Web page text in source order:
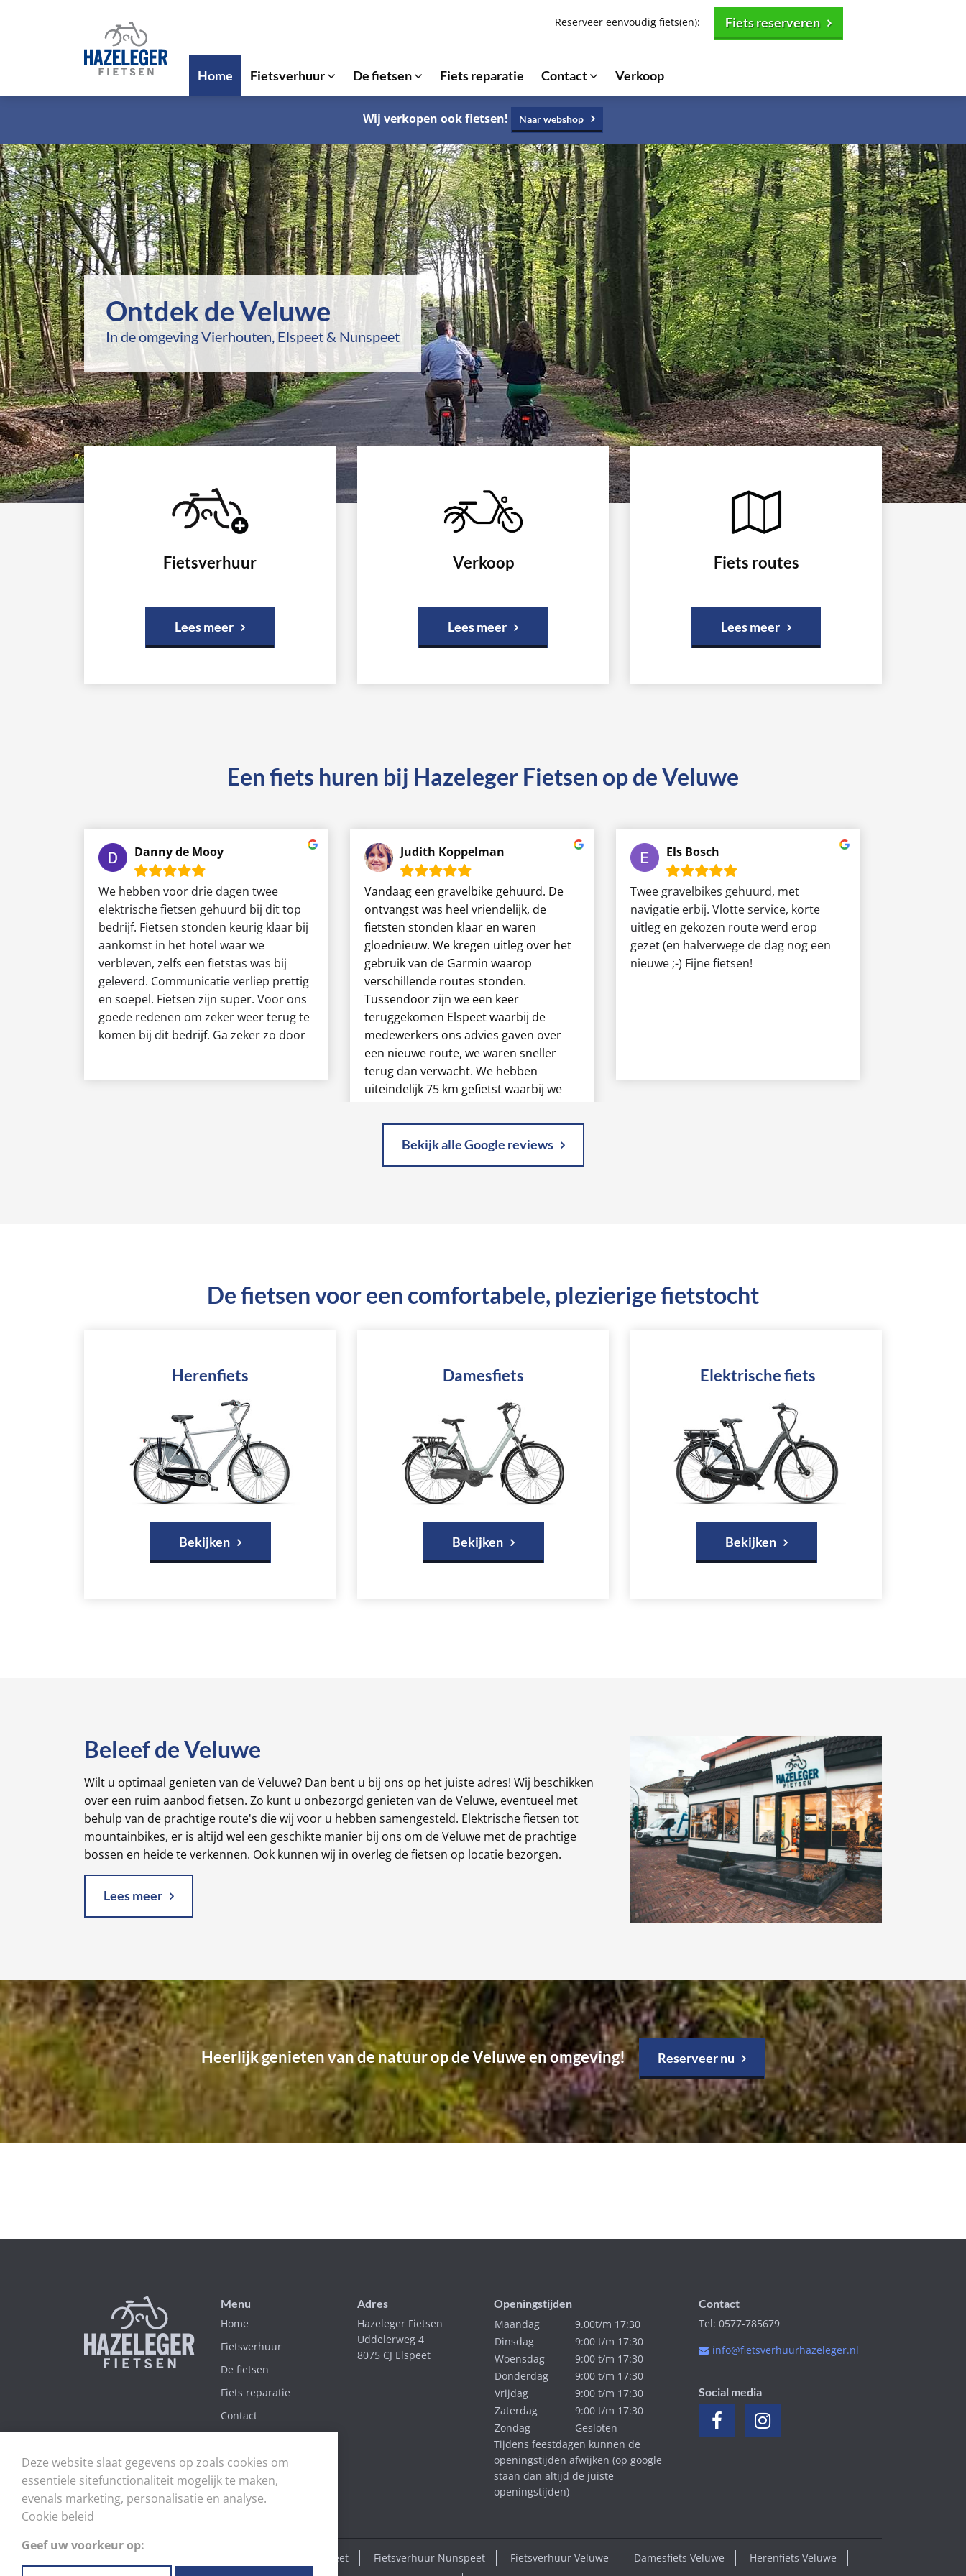
Reserveer eenvoudig fiets(en): Fiets reserveren
Home Fietsverhuur De fietsen Fiets reparatie Contact Verkoop
Wij verkopen ook fietsen! Naar webshop
Ontdek de Veluwe
In de omgeving Vierhouten, Elspeet & Nunspeet
Fietsverhuur
Lees meer
Verkoop
Lees meer
Fiets routes
Lees meer
Een fiets huren bij Hazeleger Fietsen op de Veluwe
Danny de Mooy
We hebben voor drie dagen twee
elektrische fietsen gehuurd bij dit top
bedrijf. Fietsen stonden keurig klaar bij
aankomst in het hotel waar we
verbleven, zelfs een fietstas was bij
geleverd. Communicatie verliep prettig
en soepel. Fietsen zijn super. Voor ons
goede redenen om zeker weer terug te
komen bij dit bedrijf. Ga zeker zo door
Judith Koppelman
Vandaag een gravelbike gehuurd. De
ontvangst was heel vriendelijk, de
fietsten stonden klaar en waren
gloednieuw. We kregen uitleg over het
gebruik van de Garmin waarop
verschillende routes stonden.
Tussendoor zijn we een keer
teruggekomen Elspeet waarbij de
medewerkers ons advies gaven over
een nieuwe route, we waren sneller
terug dan verwacht. We hebben
uiteindelijk 75 km gefietst waarbij we
hebben. Het was een heerlijke
herfstdag. Super genoten, uitstekende
Els Bosch
Twee gravelbikes gehuurd, met
navigatie erbij. Vlotte service, korte
uitleg en gekozen route werd erop
gezet (en halverwege de dag nog een
nieuwe ;-) Fijne fietsen!
Bekijk alle Google reviews
De fietsen voor een comfortabele, plezierige fietstocht
Herenfiets
Bekijken
Damesfiets
Bekijken
Elektrische fiets
Bekijken
Beleef de Veluwe
Wilt u optimaal genieten van de Veluwe? Dan bent u bij ons op het juiste adres! Wij beschikken
over een ruim aanbod fietsen. Zo kunt u onbezorgd genieten van de Veluwe, eventueel met
behulp van de prachtige route's die wij voor u hebben samengesteld. Elektrische fietsen tot
mountainbikes, er is altijd wel een geschikte manier bij ons om de Veluwe met de prachtige
bossen en heide te verkennen. Ook kunnen wij in overleg de fietsen op locatie bezorgen.
Lees meer
Heerlijk genieten van de natuur op de Veluwe en omgeving! Reserveer nu
Menu
Home
Fietsverhuur
De fietsen
Fiets reparatie
Contact
Adres
Hazeleger Fietsen
Uddelerweg 4
8075 CJ Elspeet
Openingstijden
Maandag
9.00t/m 17:30
Dinsdag
9:00 t/m 17:30
Woensdag
9:00 t/m 17:30
Donderdag
9:00 t/m 17:30
Vrijdag
9:00 t/m 17:30
Zaterdag
9:00 t/m 17:30
Zondag
Gesloten
Tijdens feestdagen kunnen de
openingstijden afwijken (op google
staan dan altijd de juiste
openingstijden)
Contact
Tel: 0577-785679
info@fietsverhuurhazeleger.nl
Social media
Fietsverhuur Elspeet Fietsverhuur Nunspeet Fietsverhuur Veluwe Damesfiets Veluwe
Herenfiets Veluwe
Deze website slaat gegevens op zoals cookies om
essentiele sitefunctionaliteit mogelijk te maken,
evenals marketing, personalisatie en analyse.
Cookie beleid
Geef uw voorkeur op: